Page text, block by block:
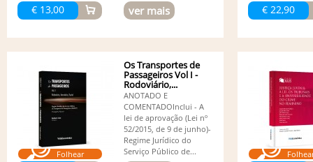
€ 13,00 ver mais € 22,90
Folhear
Os Transportes de
Passageiros Vol I -
Rodoviário,...
ANOTADO E
COMENTADOInclui - A
lei de aprovação (Lei nº
52/2015, de 9 de junho)-
Regime Jurídico do
Serviço Público de...